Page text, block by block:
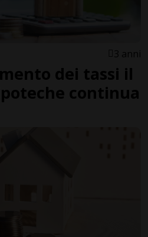
3 anni
dei tassi il
continua